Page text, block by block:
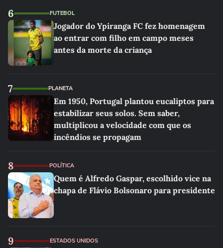
6 FUTEBOL
Jogador do Ypiranga FC fez homenagem
ao entrar com filho em campo meses
antes da morte da criança
7 PLANETA
Em 1950, Portugal plantou eucaliptos para
estabilizar seus solos. Sem saber,
multiplicou a velocidade com que os
incêndios se propagam
8 POLÍTICA
Quem é Alfredo Gaspar, escolhido vice na
chapa de Flávio Bolsonaro para presidente
9 ESTADOS UNIDOS